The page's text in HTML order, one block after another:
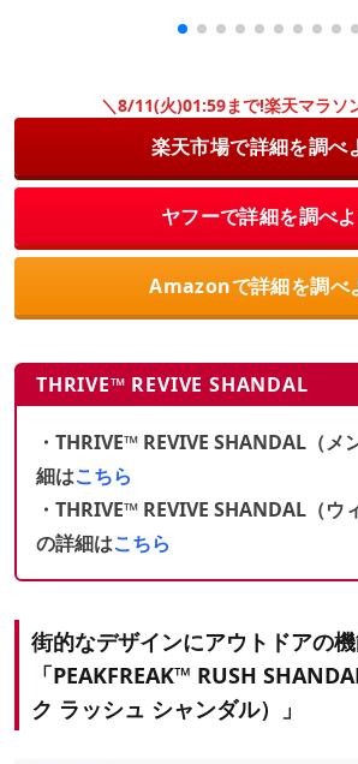
＼8/11(火)01:59まで!楽天マラソ
楽天市場で詳細を調べ
ヤフーで詳細を調べ
Amazonで詳細を調べ
THRIVE™ REVIVE SHANDAL
・THRIVE™ REVIVE SHANDAL（メ
細はこちら
・THRIVE™ REVIVE SHANDAL（ウ
の詳細はこちら
街的なデザインにアウトドアの
「PEAKFREAK™ RUSH
ク ラッシュ シャンダル）」